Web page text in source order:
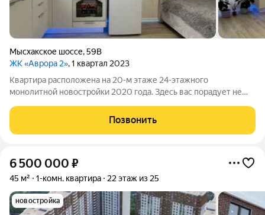
Мысхакское шоссе,59В
ЖК «Аврора 2», 1 квартал 2023
Квартира расположена на 20-м этаже 24-этажного
монолитной новостройки 2020 года. Здесь вас порадует не
инфраструктура комплекса. Общая площадь квартиры 25,07 м,
Позвонить
6 500 000 ₽
45 м² 1-комн. квартира 22 этаж из 25
новостройка